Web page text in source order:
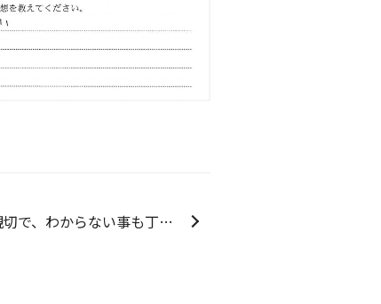
寧に説明していただきとても助かりました